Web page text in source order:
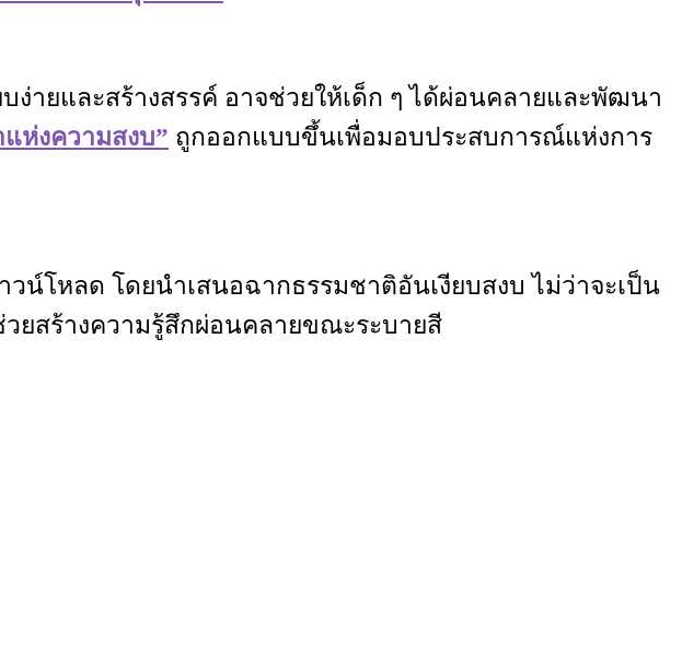
ง่ายและสร้างสรรค์ อาจช่วยให้เด็ก ๆ ได้ผ่อนคลายและพัฒนา
แห่งความสงบ” ถูกออกแบบขึ้นเพื่อมอบประสบการณ์แห่งการ
น์โหลด โดยนำเสนอฉากธรรมชาติอันเงียบสงบ ไม่ว่าจะเป็น
ยสร้างความรู้สึกผ่อนคลายขณะระบายสี